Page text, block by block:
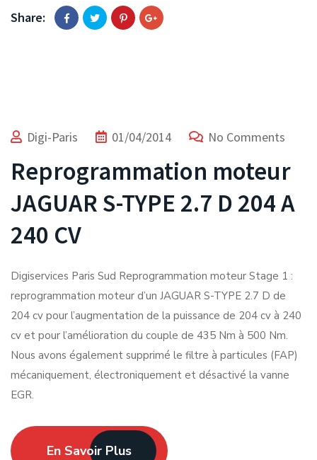
Share:
Digi-Paris 01/04/2014 No Comments
Reprogrammation moteur
JAGUAR S-TYPE 2.7 D 204 A
240 CV
Digiservices Paris Sud Reprogrammation moteur Stage 1 :
reprogrammation moteur d’un JAGUAR S-TYPE 2.7 D de
204 cv pour l’augmentation de la puissance de 204 cv à 240
cv et pour l’amélioration du couple de 435 Nm à 500 Nm.
Nous avons également supprimé le filtre à particules (FAP)
mécaniquement, électroniquement et désactivé la vanne
EGR.
En Savoir Plus